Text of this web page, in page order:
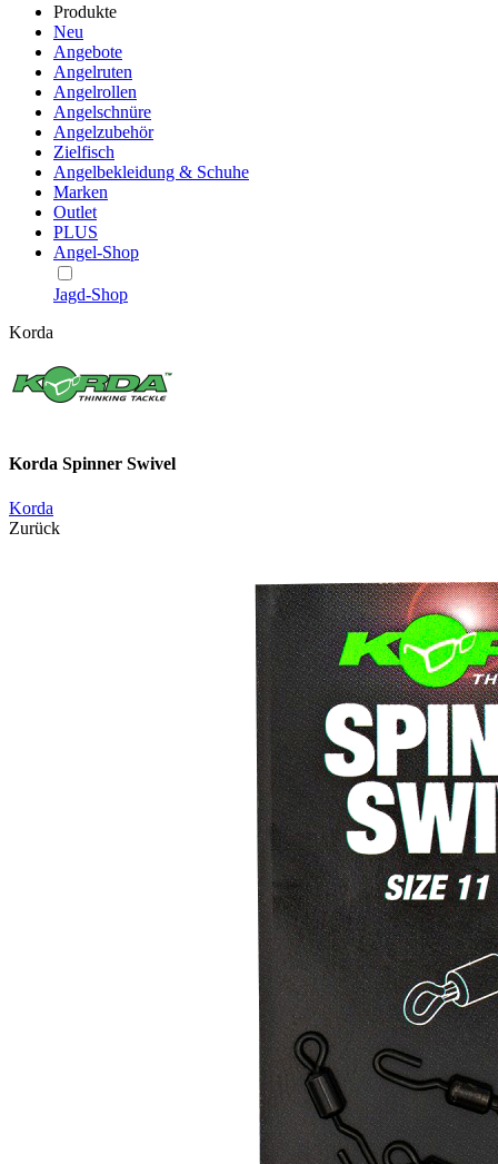
Produkte
Neu
Angebote
Angelruten
Angelrollen
Angelschnüre
Angelzubehör
Zielfisch
Angelbekleidung & Schuhe
Marken
Outlet
PLUS
Angel-Shop
Jagd-Shop
Korda
Korda Spinner Swivel
Korda
Zurück